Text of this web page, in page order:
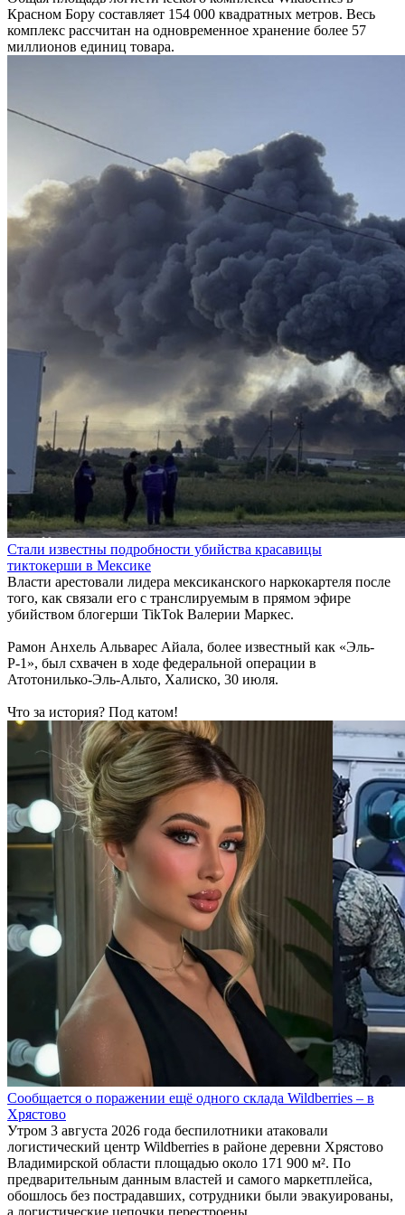
Красном Бору составляет 154 000 квадратных метров. Весь
комплекс рассчитан на одновременное хранение более 57
миллионов единиц товара.
Стали известны подробности убийства красавицы
тиктокерши в Мексике
Власти арестовали лидера мексиканского наркокартеля после
того, как связали его с транслируемым в прямом эфире
убийством блогерши TikTok Валерии Маркес.
Рамон Анхель Альварес Айала, более известный как «Эль-
Р-1», был схвачен в ходе федеральной операции в
Атотонилько-Эль-Альто, Халиско, 30 июля.
Что за история? Под катом!
Сообщается о поражении ещё одного склада Wildberries – в
Хрястово
Утром 3 августа 2026 года беспилотники атаковали
логистический центр Wildberries в районе деревни Хрястово
Владимирской области площадью около 171 900 м². По
предварительным данным властей и самого маркетплейса,
обошлось без пострадавших, сотрудники были эвакуированы,
а логистические цепочки перестроены.